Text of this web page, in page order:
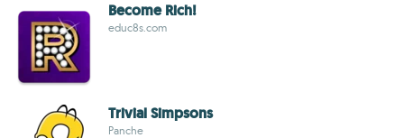
Become Rich!
educ8s.com
Trivial Simpsons
Panche